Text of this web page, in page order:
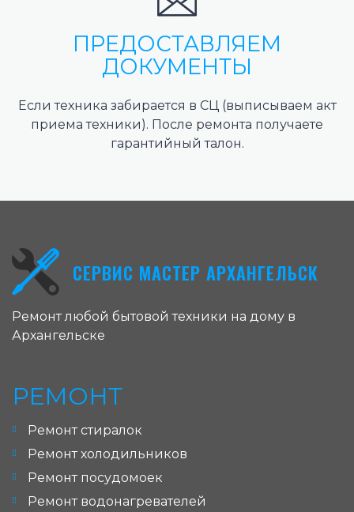
ПРЕДОСТАВЛЯЕМ
ДОКУМЕНТЫ
Если техника забирается в СЦ (выписываем акт
приема техники). После ремонта получаете
гарантийный талон.
СЕРВИС МАСТЕР АРХАНГЕЛЬСК
Ремонт любой бытовой техники на дому в
Архангельске
РЕМОНТ
Ремонт стиралок
Ремонт холодильников
Ремонт посудомоек
Ремонт водонагревателей